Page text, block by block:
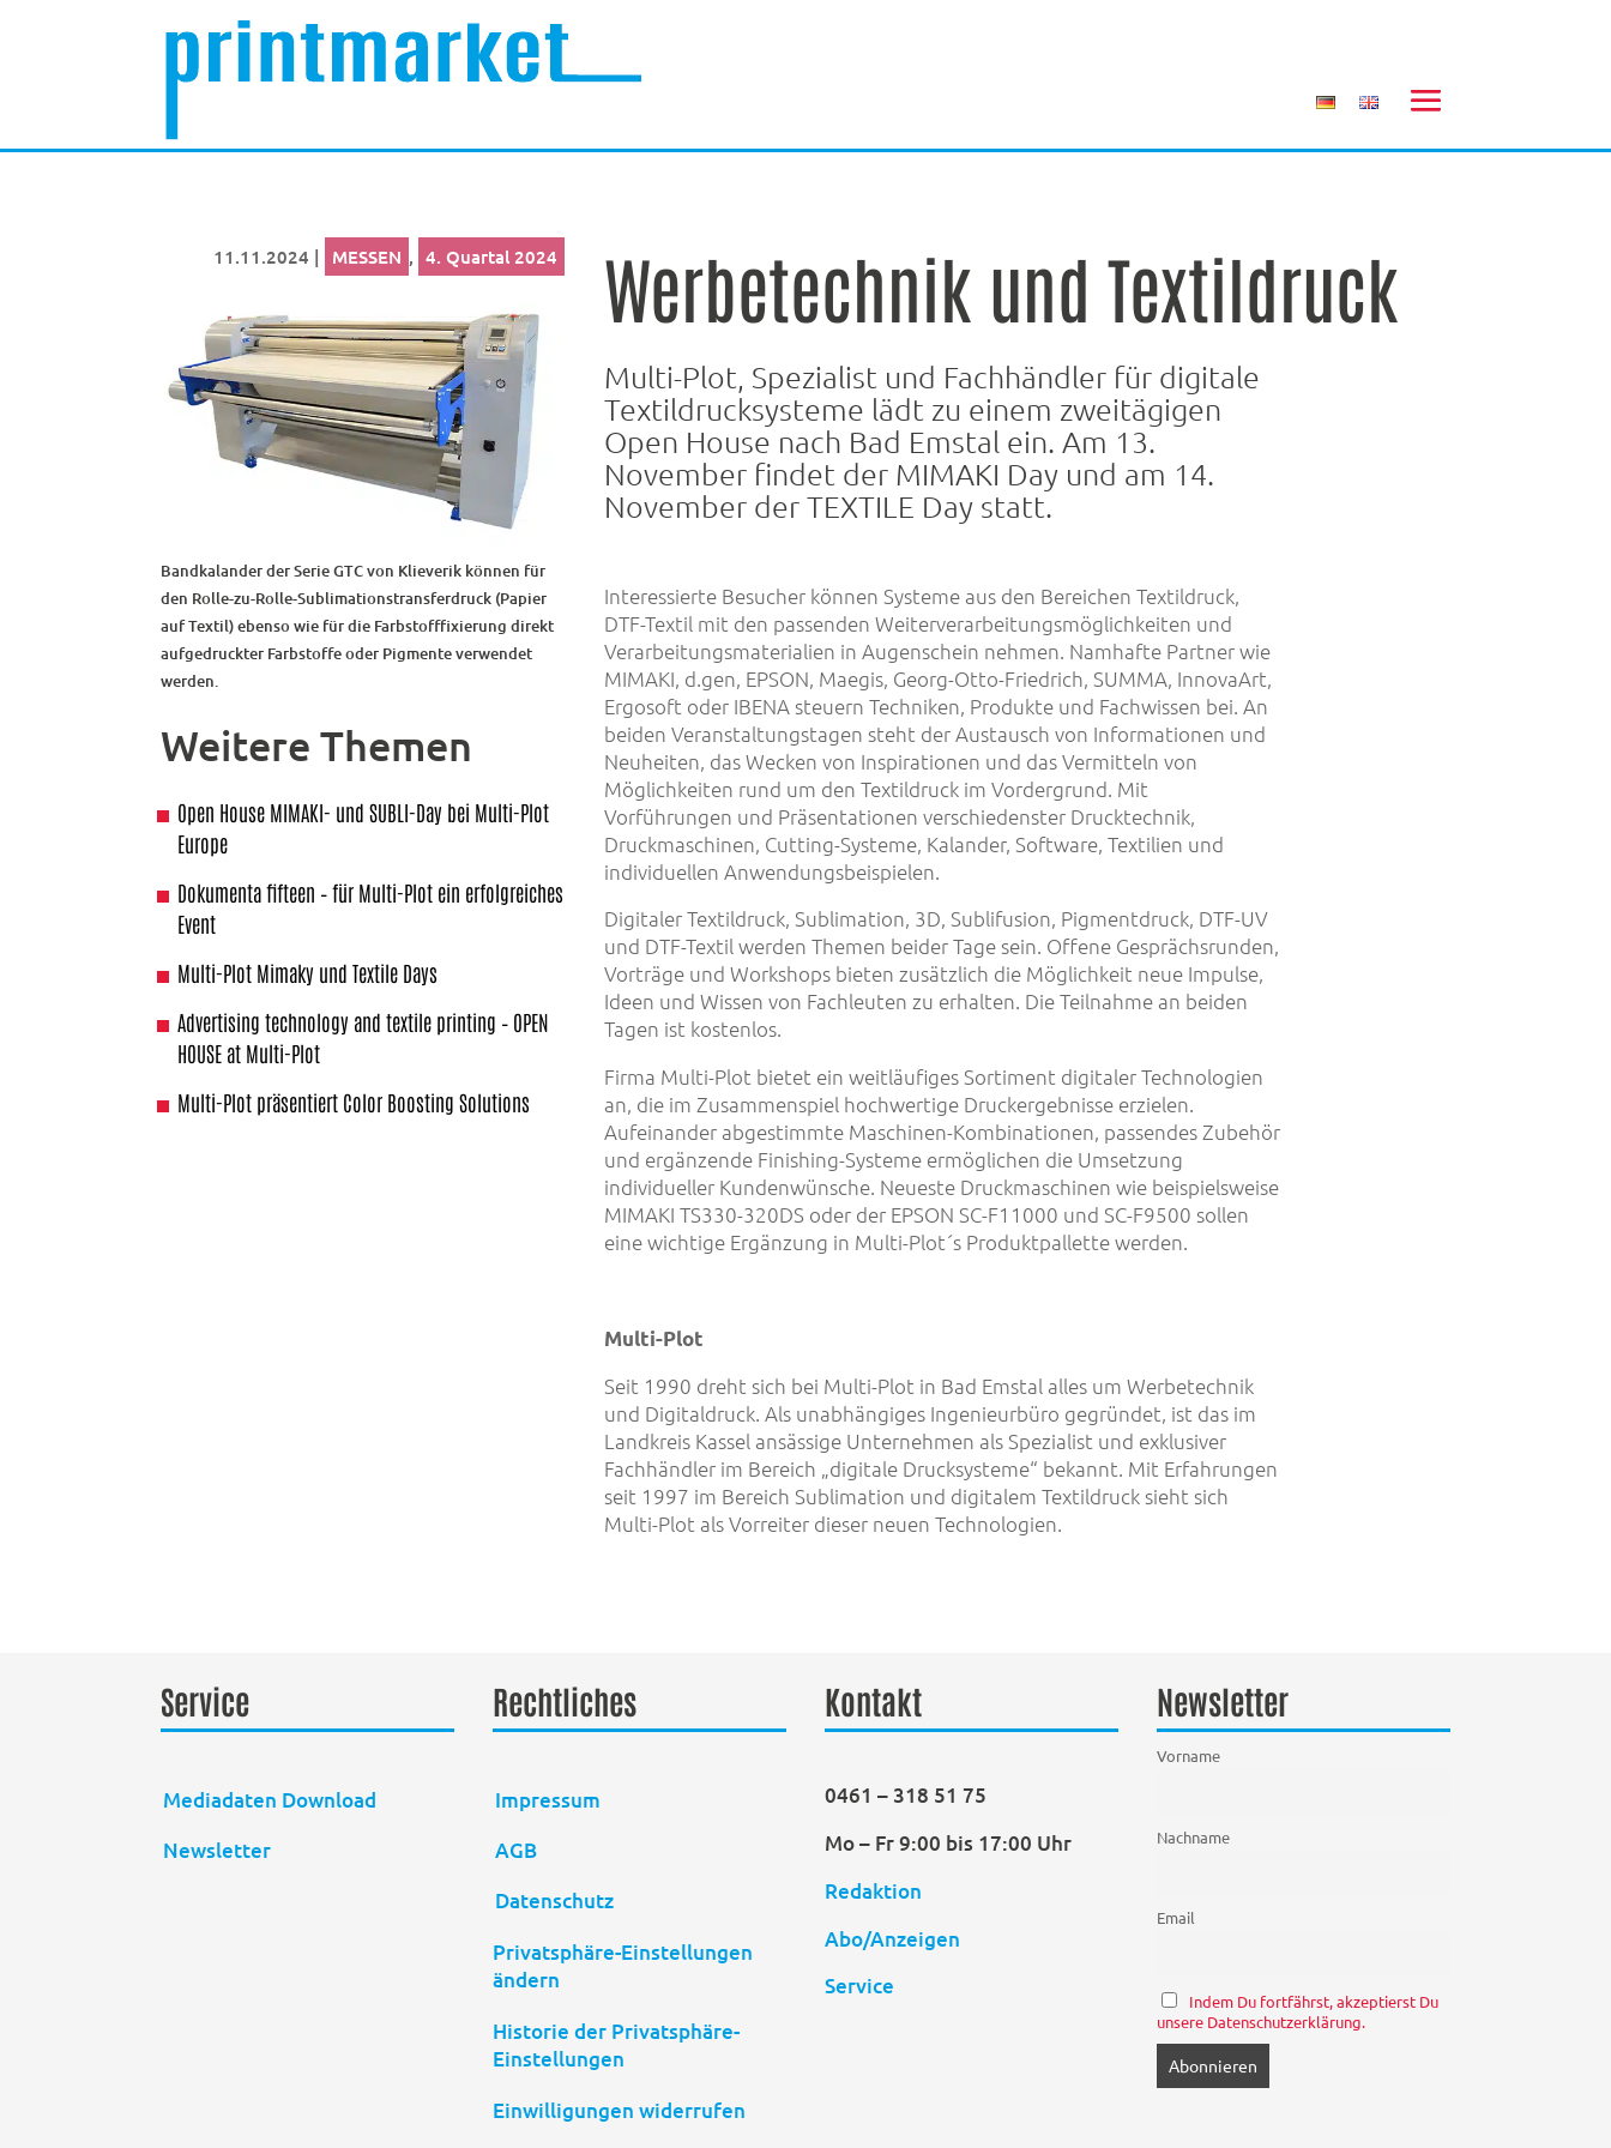
11.11.2024 | MESSEN , 4. Quartal 2024
Bandkalander der Serie GTC von Klieverik können für
den Rolle-zu-Rolle-Sublimationstransferdruck (Papier
auf Textil) ebenso wie für die Farbstofffixierung direkt
aufgedruckter Farbstoffe oder Pigmente verwendet
werden.
Weitere Themen
Open House MIMAKI- und SUBLI-Day bei Multi-Plot
Europe
Dokumenta fifteen – für Multi-Plot ein erfolgreiches
Event
Multi-Plot Mimaky und Textile Days
Advertising technology and textile printing – OPEN
HOUSE at Multi-Plot
Multi-Plot präsentiert Color Boosting Solutions
Werbetechnik und Textildruck
Multi-Plot, Spezialist und Fachhändler für digitale
Textildrucksysteme lädt zu einem zweitägigen
Open House nach Bad Emstal ein. Am 13.
November findet der MIMAKI Day und am 14.
November der TEXTILE Day statt.
Interessierte Besucher können Systeme aus den Bereichen Textildruck,
DTF-Textil mit den passenden Weiterverarbeitungsmöglichkeiten und
Verarbeitungsmaterialien in Augenschein nehmen. Namhafte Partner wie
MIMAKI, d.gen, EPSON, Maegis, Georg-Otto-Friedrich, SUMMA, InnovaArt,
Ergosoft oder IBENA steuern Techniken, Produkte und Fachwissen bei. An
beiden Veranstaltungstagen steht der Austausch von Informationen und
Neuheiten, das Wecken von Inspirationen und das Vermitteln von
Möglichkeiten rund um den Textildruck im Vordergrund. Mit
Vorführungen und Präsentationen verschiedenster Drucktechnik,
Druckmaschinen, Cutting-Systeme, Kalander, Software, Textilien und
individuellen Anwendungsbeispielen.
Digitaler Textildruck, Sublimation, 3D, Sublifusion, Pigmentdruck, DTF-UV
und DTF-Textil werden Themen beider Tage sein. Offene Gesprächsrunden,
Vorträge und Workshops bieten zusätzlich die Möglichkeit neue Impulse,
Ideen und Wissen von Fachleuten zu erhalten. Die Teilnahme an beiden
Tagen ist kostenlos.
Firma Multi-Plot bietet ein weitläufiges Sortiment digitaler Technologien
an, die im Zusammenspiel hochwertige Druckergebnisse erzielen.
Aufeinander abgestimmte Maschinen-Kombinationen, passendes Zubehör
und ergänzende Finishing-Systeme ermöglichen die Umsetzung
individueller Kundenwünsche. Neueste Druckmaschinen wie beispielsweise
MIMAKI TS330-320DS oder der EPSON SC-F11000 und SC-F9500 sollen
eine wichtige Ergänzung in Multi-Plot´s Produktpallette werden.
Multi-Plot
Seit 1990 dreht sich bei Multi-Plot in Bad Emstal alles um Werbetechnik
und Digitaldruck. Als unabhängiges Ingenieurbüro gegründet, ist das im
Landkreis Kassel ansässige Unternehmen als Spezialist und exklusiver
Fachhändler im Bereich „digitale Drucksysteme“ bekannt. Mit Erfahrungen
seit 1997 im Bereich Sublimation und digitalem Textildruck sieht sich
Multi-Plot als Vorreiter dieser neuen Technologien.
Service
Mediadaten Download
Newsletter
Rechtliches
Impressum
AGB
Datenschutz
Privatsphäre-Einstellungen
ändern
Historie der Privatsphäre-
Einstellungen
Einwilligungen widerrufen
Kontakt
0461 – 318 51 75
Mo – Fr 9:00 bis 17:00 Uhr
Redaktion
Abo/Anzeigen
Service
Newsletter
Vorname
Nachname
Email
Indem Du fortfährst, akzeptierst Du
unsere Datenschutzerklärung.